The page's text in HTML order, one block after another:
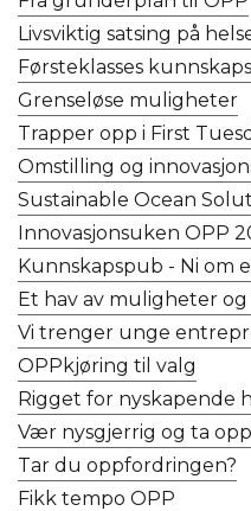
Livsviktig satsing på
Førsteklasses
Grenseløse muligheter
Trapper opp i First
Omstilling og
Sustainable Ocean
Innovasjonsuken OPP
Kunnskapspub - Ni om
Et hav av muligheter og
Vi trenger unge
OPPkjøring til valg
Rigget for nyskapende
Vær nysgjerrig og ta
Tar du oppfordringen?
Fikk tempo OPP